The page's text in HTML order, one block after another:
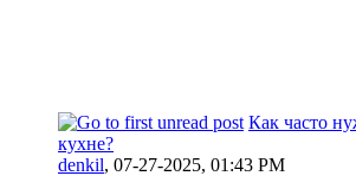
Как часто
кухне?
denkil, 07-27-2025, 01:43 PM